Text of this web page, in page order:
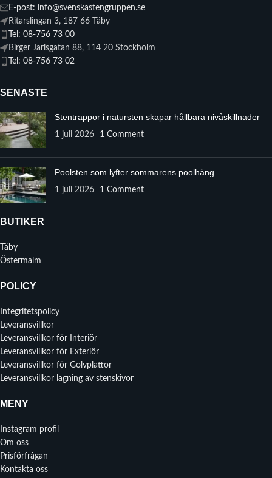
E-post: info@svenskastengruppen.se
Ritarslingan 3, 187 66 Täby
Tel: 08-756 73 00
Birger Jarlsgatan 88, 114 20 Stockholm
Tel: 08-756 73 02
SENASTE
Stentrappor i natursten skapar hållbara nivåskillnader
1 juli 2026 1 Comment
Poolsten som lyfter sommarens poolhäng
1 juli 2026 1 Comment
BUTIKER
Täby
Östermalm
POLICY
Integritetspolicy
Leveransvillkor
Leveransvillkor för Interiör
Leveransvillkor för Exteriör
Leveransvillkor för Golvplattor
Leveransvillkor lagning av stenskivor
MENY
Instagram profil
Om oss
Prisförfrågan
Kontakta oss